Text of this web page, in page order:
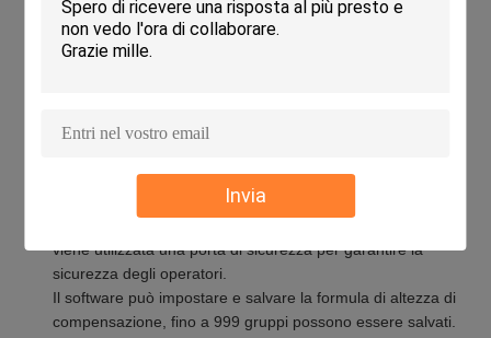
Invia
Il prodotto viene rilasciato ad un'altezza di 300 mm e
l'angolo di caduta del prodotto è vicino all'angolo di
impostazione della prova.
adatte ai requisiti di prova in molti paesi.
commutabile tra modalità di caduta mantenuta e modalità
viene utilizzata una porta di sicurezza per garantire la
sicurezza degli operatori.
Il software può impostare e salvare la formula di altezza di
compensazione, fino a 999 gruppi possono essere salvati.